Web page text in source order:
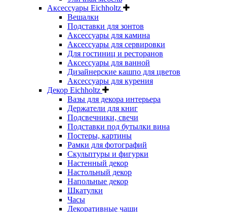
Аксессуары Eichholtz
Вешалки
Подставки для зонтов
Аксессуары для камина
Аксессуары для сервировки
Для гостиниц и ресторанов
Аксессуары для ванной
Дизайнерские кашпо для цветов
Аксессуары для курения
Декор Eichholtz
Вазы для декора интерьера
Держатели для книг
Подсвечники, свечи
Подставки под бутылки вина
Постеры, картины
Рамки для фотографий
Скульптуры и фигурки
Настенный декор
Настольный декор
Напольные декор
Шкатулки
Часы
Декоративные чаши